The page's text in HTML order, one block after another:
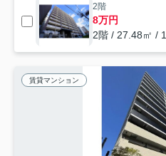
2階
8万円
2階 / 27.48㎡ /
賃貸マンション